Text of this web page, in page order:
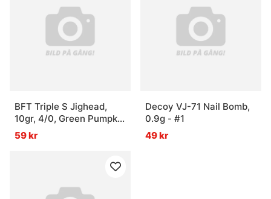
BFT Triple S Jighead,
10gr, 4/0, Green Pumpkin
- 3pcs
59 kr
Decoy VJ-71 Nail Bomb,
0.9g - #1
49 kr